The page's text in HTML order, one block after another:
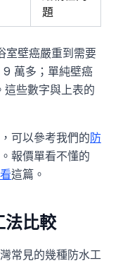
題
室壁癌嚴重到需要
萬多；單純壁癌
些數字與上表的
可以參考我們的防
報價單看不懂的
這篇。
法比較
常見的幾種防水工